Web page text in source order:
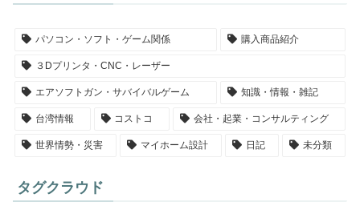
パソコン・ソフト・ゲーム関係 購入商品紹介
３Dプリンタ・CNC・レーザー
エアソフトガン・サバイバルゲーム 知識・情報・雑記
台湾情報 コストコ 会社・起業・コンサルティング
世界情勢・災害 マイホーム設計 日記 未分類
タグクラウド